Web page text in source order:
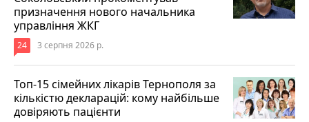
призначення нового начальника
управління ЖКГ
24 3 серпня 2026 р.
Топ-15 сімейних лікарів Тернополя за
кількістю декларацій: кому найбільше
довіряють пацієнти